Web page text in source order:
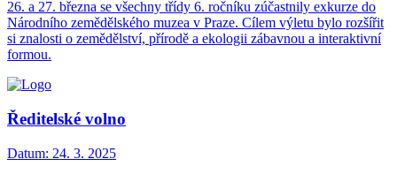
26. a 27. března se všechny třídy 6. ročníku zúčastnily exkurze do
Národního zemědělského muzea v Praze. Cílem výletu bylo rozšířit
si znalosti o zemědělství, přírodě a ekologii zábavnou a interaktivní
formou.
Ředitelské volno
Datum: 24. 3. 2025